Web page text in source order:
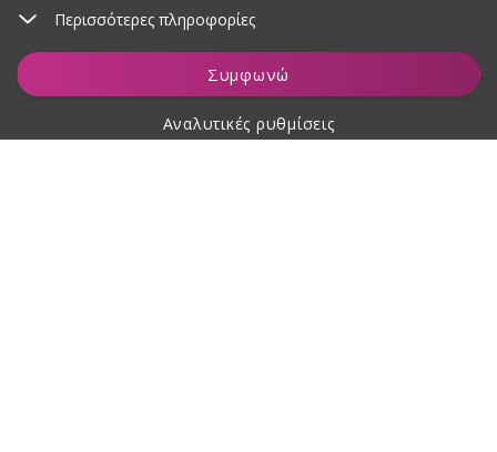
Περισσότερες πληροφορίες
Συμφωνώ
Αναλυτικές ρυθμίσεις
Προσθήκη στο καλάθι
Εγγραφείτε και κερδίστε έκπτωση
Συγκατάθεση για την επεξεργασία δεδομένων προσωπικού